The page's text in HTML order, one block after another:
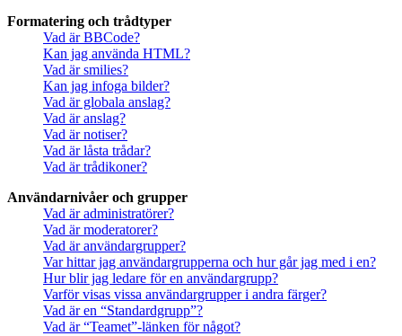
Formatering och trådtyper
Vad är BBCode?
Kan jag använda HTML?
Vad är smilies?
Kan jag infoga bilder?
Vad är globala anslag?
Vad är anslag?
Vad är notiser?
Vad är låsta trådar?
Vad är trådikoner?
Användarnivåer och grupper
Vad är administratörer?
Vad är moderatorer?
Vad är användargrupper?
Var hittar jag användargrupperna och hur går jag med i en?
Hur blir jag ledare för en användargrupp?
Varför visas vissa användargrupper i andra färger?
Vad är en “Standardgrupp”?
Vad är “Teamet”-länken för något?